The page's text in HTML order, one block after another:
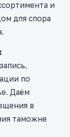
и
для спора
по
Даём
в
таможне